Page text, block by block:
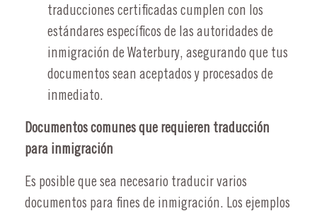
traducciones certificadas cumplen con los
estándares específicos de las autoridades de
inmigración de Waterbury, asegurando que tus
documentos sean aceptados y procesados de
inmediato.
Documentos comunes que requieren traducción
para inmigración
Es posible que sea necesario traducir varios
documentos para fines de inmigración. Los ejemplos